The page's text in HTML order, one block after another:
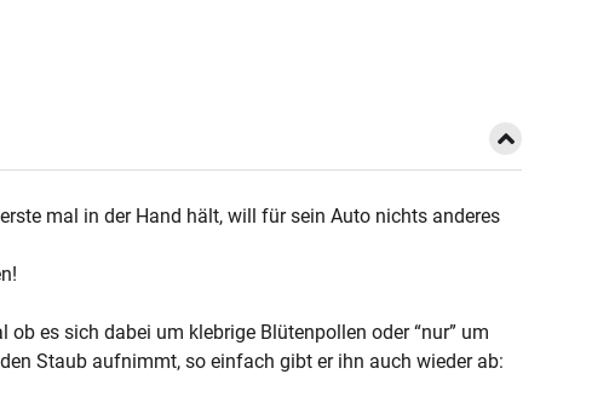
mal in der Hand hält, will für sein Auto nichts anderes
es sich dabei um klebrige Blütenpollen oder “nur” um
Staub aufnimmt, so einfach gibt er ihn auch wieder ab: